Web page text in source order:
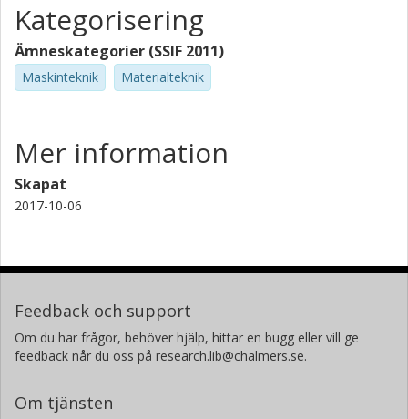
Kategorisering
Ämneskategorier (SSIF 2011)
Maskinteknik Materialteknik
Mer information
Skapat
2017-10-06
Feedback och support
Om du har frågor, behöver hjälp, hittar en bugg eller vill ge
feedback når du oss på research.lib@chalmers.se.
Om tjänsten